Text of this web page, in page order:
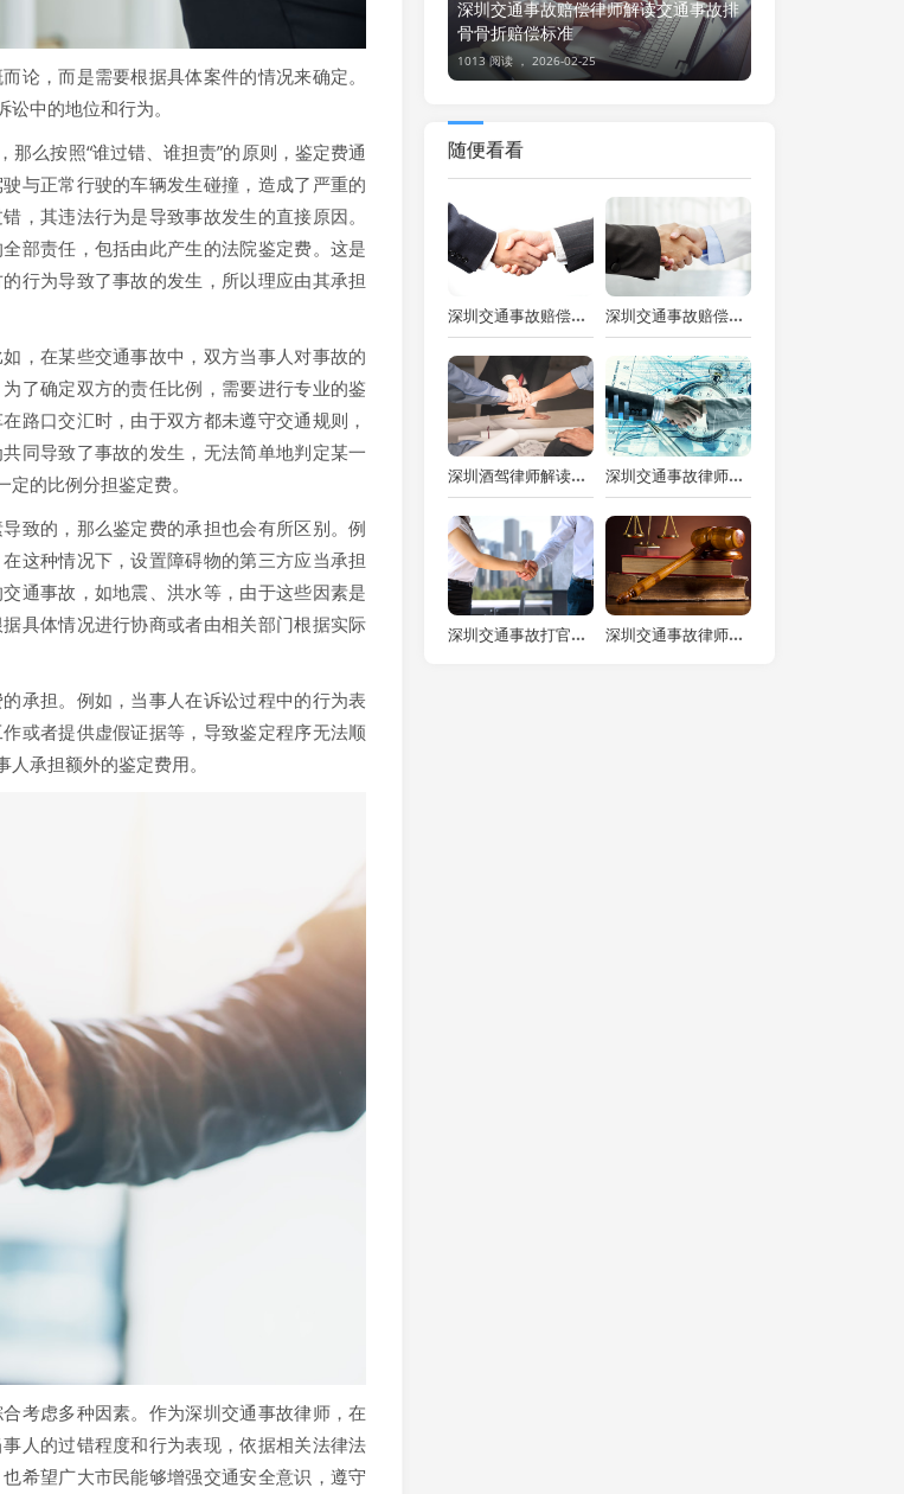
，而是需要根据具体案件的情况来确定。
中的地位和行为。
么按照“谁过错、谁担责”的原则，鉴定费通
与正常行驶的车辆发生碰撞，造成了严重的
，其违法行为是导致事故发生的直接原因。
部责任，包括由此产生的法院鉴定费。这是
行为导致了事故的发生，所以理应由其承担
在某些交通事故中，双方当事人对事故的
了确定双方的责任比例，需要进行专业的鉴
路口交汇时，由于双方都未遵守交通规则，
同导致了事故的发生，无法简单地判定某一
的比例分担鉴定费。
的，那么鉴定费的承担也会有所区别。例
这种情况下，设置障碍物的第三方应当承担
通事故，如地震、洪水等，由于这些因素是
具体情况进行协商或者由相关部门根据实际
担。例如，当事人在诉讼过程中的行为表
或者提供虚假证据等，导致鉴定程序无法顺
承担额外的鉴定费用。
虑多种因素。作为深圳交通事故律师，在
人的过错程度和行为表现，依据相关法律法
希望广大市民能够增强交通安全意识，遵守
深圳交通事故赔偿律师解读交通事故排
骨骨折赔偿标准
1013 阅读 ， 2026-02-25
随便看看
深圳交通事故赔偿律师：交通事故对方不配合赔偿时的起诉之道 深圳交通事故赔偿律师视角下交通事故赔偿争议的起诉之道
深圳酒驾律师解读：酒驾无证驾驶撞伤人的刑期判定 深圳交通事故律师解读：车撞全责，保险理赔的详细步骤与要点
深圳交通事故打官司律师解读：车祸起诉后开庭时间的不确定性 深圳交通事故律师视角：交通事故到法院的时长探究